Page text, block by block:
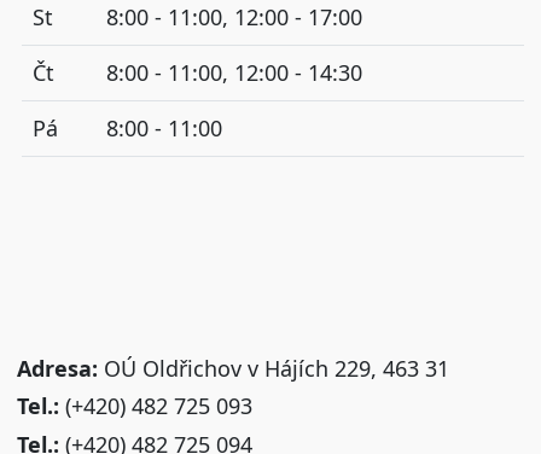
St
8:00 - 11:00, 12:00 - 17:00
Čt
8:00 - 11:00, 12:00 - 14:30
Pá
8:00 - 11:00
Adresa: OÚ Oldřichov v Hájích 229, 463 31
Tel.: (+420) 482 725 093
Tel.: (+420) 482 725 094